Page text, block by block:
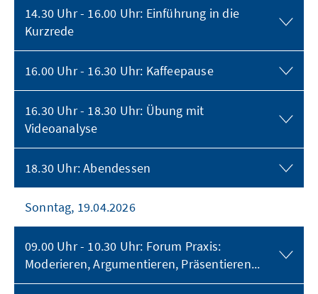
14.30 Uhr - 16.00 Uhr: Einführung in die
Kurzrede
16.00 Uhr - 16.30 Uhr: Kaffeepause
16.30 Uhr - 18.30 Uhr: Übung mit
Videoanalyse
18.30 Uhr: Abendessen
Sonntag, 19.04.2026
09.00 Uhr - 10.30 Uhr: Forum Praxis:
Moderieren, Argumentieren, Präsentieren...